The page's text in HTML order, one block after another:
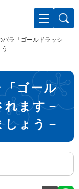
バラ「ゴールドラッシ
－
「ゴール
れます－
ょう－